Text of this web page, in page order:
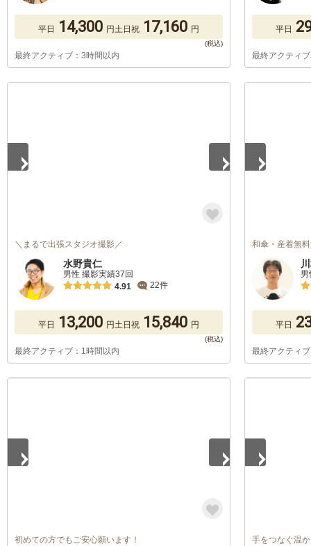
平日 14,300 円土日祝 17,160 円
最終アクティブ：3時間以内
平日
最終アクティ
＼まるで出張スタジオ撮影／
水野貴仁
男性 撮影実績37回
4.91
22件
平日 13,200 円土日祝 15,840 円
最終アクティブ：1時間以内
和傘・産着無
平日
最終アクティ
初めての方でもご安心願います！ 手をつなぐ温